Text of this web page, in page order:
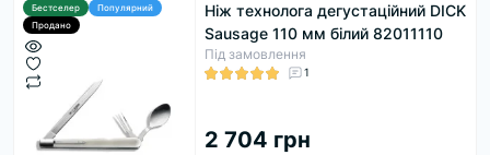
Бестселер
Популярний
Продано
Ніж технолога дегустаційний DICK
Sausage 110 мм білий 82011110
Під замовлення
1
2 704 грн